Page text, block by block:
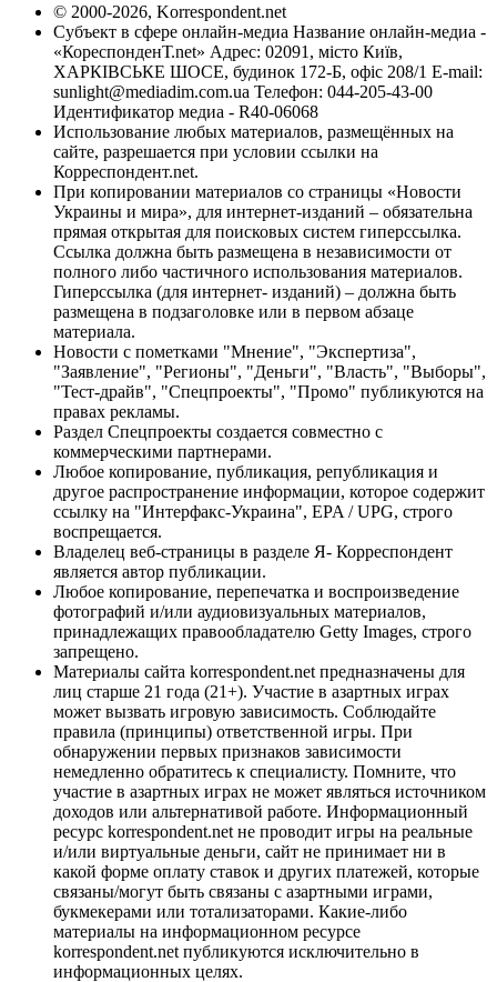
© 2000-2026, Korrespondent.net
Субъект в сфере онлайн-медиа Название онлайн-медиа -
«КореспонденТ.net» Адрес: 02091, місто Київ,
ХАРКІВСЬКЕ ШОСЕ, будинок 172-Б, офіс 208/1 E-mail:
sunlight@mediadim.com.ua Телефон: 044-205-43-00
Идентификатор медиа - R40-06068
Использование любых материалов, размещённых на
сайте, разрешается при условии ссылки на
Корреспондент.net.
При копировании материалов со страницы «Новости
Украины и мира», для интернет-изданий – обязательна
прямая открытая для поисковых систем гиперссылка.
Ссылка должна быть размещена в независимости от
полного либо частичного использования материалов.
Гиперссылка (для интернет- изданий) – должна быть
размещена в подзаголовке или в первом абзаце
материала.
Новости с пометками "Мнение", "Экспертиза",
"Заявление", "Регионы", "Деньги", "Власть", "Выборы",
"Тест-драйв", "Спецпроекты", "Промо" публикуются на
правах рекламы.
Раздел Спецпроекты создается совместно с
коммерческими партнерами.
Любое копирование, публикация, републикация и
другое распространение информации, которое содержит
ссылку на "Интерфакс-Украина", EPA / UPG, строго
воспрещается.
Владелец веб-страницы в разделе Я- Корреспондент
является автор публикации.
Любое копирование, перепечатка и воспроизведение
фотографий и/или аудиовизуальных материалов,
принадлежащих правообладателю Getty Images, строго
запрещено.
Материалы сайта korrespondent.net предназначены для
лиц старше 21 года (21+). Участие в азартных играх
может вызвать игровую зависимость. Соблюдайте
правила (принципы) ответственной игры. При
обнаружении первых признаков зависимости
немедленно обратитесь к специалисту. Помните, что
участие в азартных играх не может являться источником
доходов или альтернативой работе. Информационный
ресурс korrespondent.net не проводит игры на реальные
и/или виртуальные деньги, сайт не принимает ни в
какой форме оплату ставок и других платежей, которые
связаны/могут быть связаны с азартными играми,
букмекерами или тотализаторами. Какие-либо
материалы на информационном ресурсе
korrespondent.net публикуются исключительно в
информационных целях.